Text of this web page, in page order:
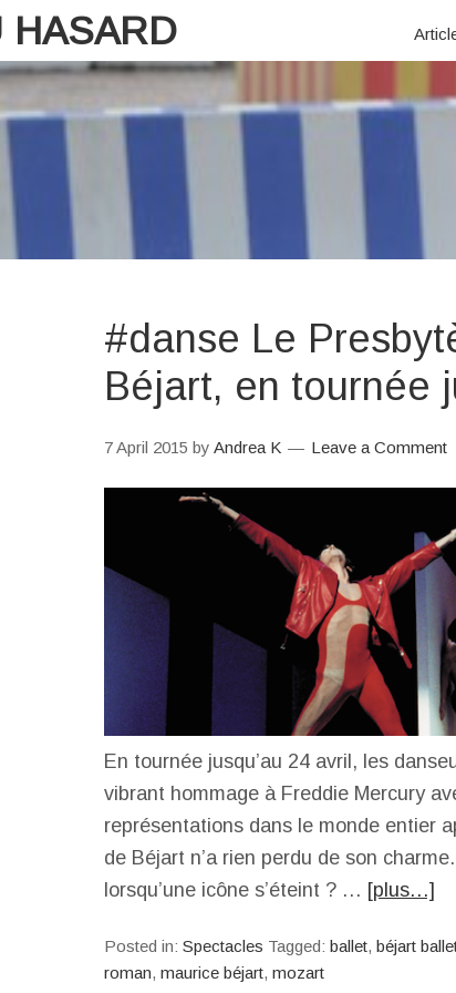
HASARD
#danse Le
Béjart, en tournée
7 April 2015 by Andrea K Leave a Comment
En tournée jusqu’au 24 avril, les
vibrant hommage à Freddie Mercury
représentations dans le monde entier
de Béjart n’a rien perdu de son
lorsqu’une icône s’éteint ? … [plus…]
Posted in: Spectacles Tagged: ballet, béjart
roman, maurice béjart, mozart